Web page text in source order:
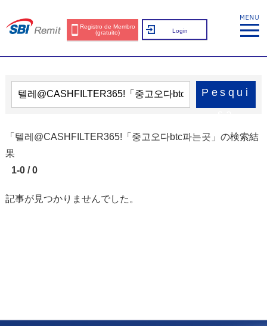
Registro de Membro
(gratuito)
Login
Pesqui
「텔레@CASHFILTER365ǃ「중고오다btc파는곳」の検索結
果
1-0 / 0
記事が見つかりませんでした。